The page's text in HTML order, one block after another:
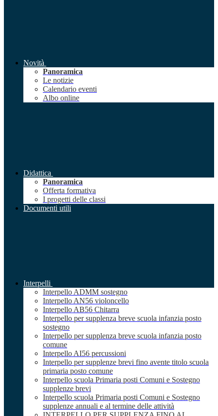
Novità
Panoramica
Le notizie
Calendario eventi
Albo online
Didattica
Panoramica
Offerta formativa
I progetti delle classi
Documenti utili
Interpelli
Interpello ADMM sostegno
Interpello AN56 violoncello
Interpello AB56 Chitarra
Interpello per supplenza breve scuola infanzia posto
sostegno
Interpello per supplenza breve scuola infanzia posto
comune
Interpello AI56 percussioni
Interpello per supplenze brevi fino avente titolo scuola
primaria posto comune
Interpello scuola Primaria posti Comuni e Sostegno
supplenze brevi
Interpello scuola Primaria posti Comuni e Sostegno
supplenze annuali e al termine delle attività